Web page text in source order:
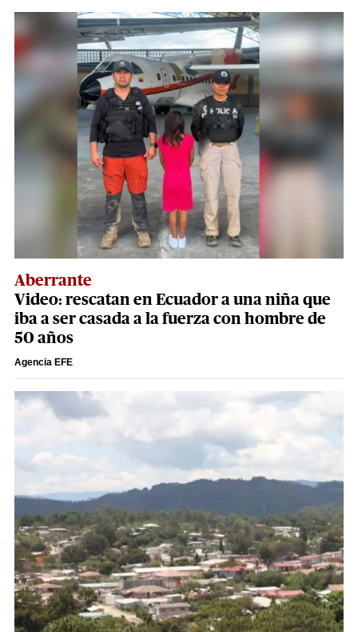
Aberrante
Video: rescatan en Ecuador a una niña que
iba a ser casada a la fuerza con hombre de
50 años
Agencia EFE